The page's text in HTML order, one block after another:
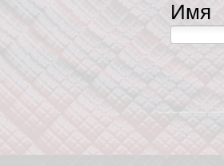
Имя